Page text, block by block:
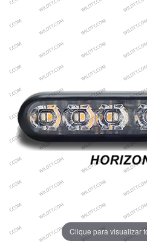
Clique para visualizar